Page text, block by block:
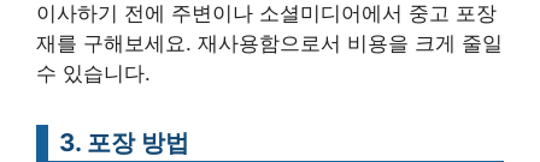
이사하기 전에 주변이나 소셜미디어에서 중고 포장
재를 구해보세요. 재사용함으로서 비용을 크게 줄일
수 있습니다.
3. 포장 방법